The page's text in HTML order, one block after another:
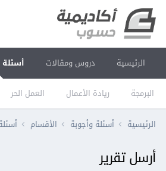
الرئيسية دروس ومقالات
البرمجة ريادة الأعمال العمل الحر
الرئيسية أسئلة وأجوبة الأقسام
أرسل تقرير